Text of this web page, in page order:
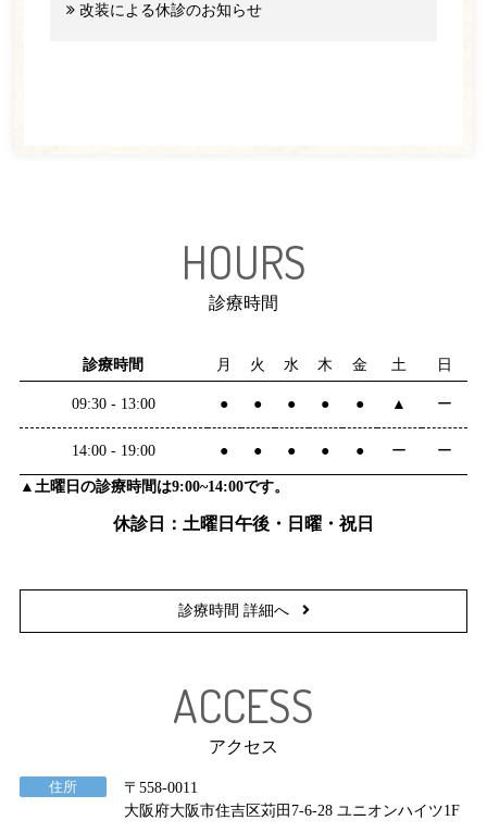
改装による休診のお知らせ
HOURS
診療時間
診療時間 月 火 水 木 金 土 日
09:30 - 13:00 ● ● ● ● ● ▲ ー
14:00 - 19:00 ● ● ● ● ● ー ー
▲土曜日の診療時間は9:00~14:00です。
休診日：土曜日午後・日曜・祝日
診療時間 詳細へ
ACCESS
アクセス
住所
〒558-0011
大阪府大阪市住吉区苅田7-6-28 ユニオンハイツ1F